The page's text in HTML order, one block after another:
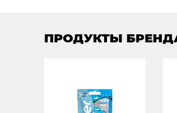
ПРОДУКТЫ